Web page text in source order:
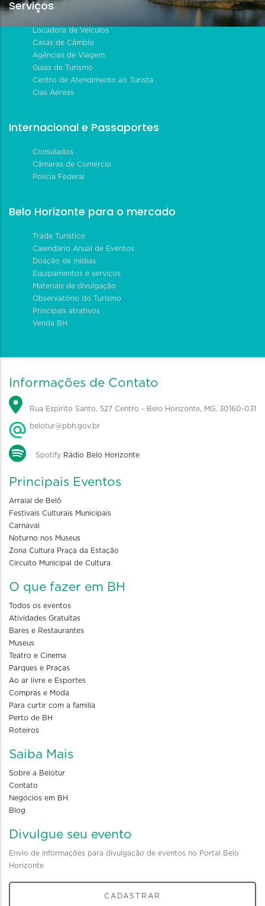
Serviços
Locadora de Veículos
Casas de Câmbio
Agências de Viagem
Guias de Turismo
Centro de Atendimento ao Turista
Cias Aéreas
Internacional e Passaportes
Consulados
Câmaras de Comércio
Polícia Federal
Belo Horizonte para o mercado
Trade Turístico
Calendário Anual de Eventos
Doação de mídias
Equipamentos e serviços
Materiais de divulgação
Observatório do Turismo
Principais atrativos
Venda BH
Informações de Contato
Rua Espírito Santo, 527 Centro - Belo Horizonte, MG, 30160-031
belotur@pbh.gov.br
Spotify Rádio Belo Horizonte
Principais Eventos
Arraial de Belô
Festivais Culturais Municipais
Carnaval
Noturno nos Museus
Zona Cultura Praça da Estação
Circuito Municipal de Cultura
O que fazer em BH
Todos os eventos
Atividades Gratuitas
Bares e Restaurantes
Museus
Teatro e Cinema
Parques e Praças
Ao ar livre e Esportes
Compras e Moda
Para curtir com a familia
Perto de BH
Roteiros
Saiba Mais
Sobre a Belotur
Contato
Negócios em BH
Blog
Divulgue seu evento
Envio de informações para divulgação de eventos no Portal Belo
Horizonte
CADASTRAR